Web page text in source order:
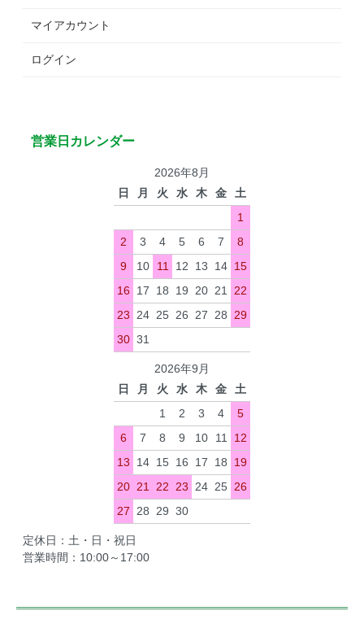
マイアカウント
ログイン
営業日カレンダー
2026年8月
日
月 火 水 木 金
土
1
2
3 4 5 6 7
8
9
10 11 12 13 14 15
16 17 18 19 20 21
22
23
24 25 26 27 28
29
30 31
2026年9月
日
月 火 水 木 金
土
1
2 3 4
5
6
7 8 9 10 11
12
13
14 15 16 17 18
19
20 21 22 23 24 25 26
27
28 29 30
定休日：土・日・祝日
営業時間：10:00～17:00